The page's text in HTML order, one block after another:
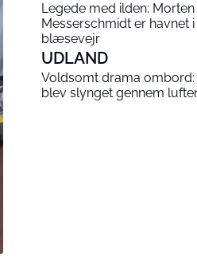
Legede med ilden: Morten
Messerschmidt er havnet
blæsevejr
UDLAND
Voldsomt drama ombord:
blev slynget gennem